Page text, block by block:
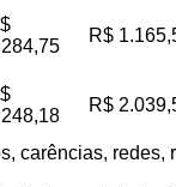
R$
R$
carências,